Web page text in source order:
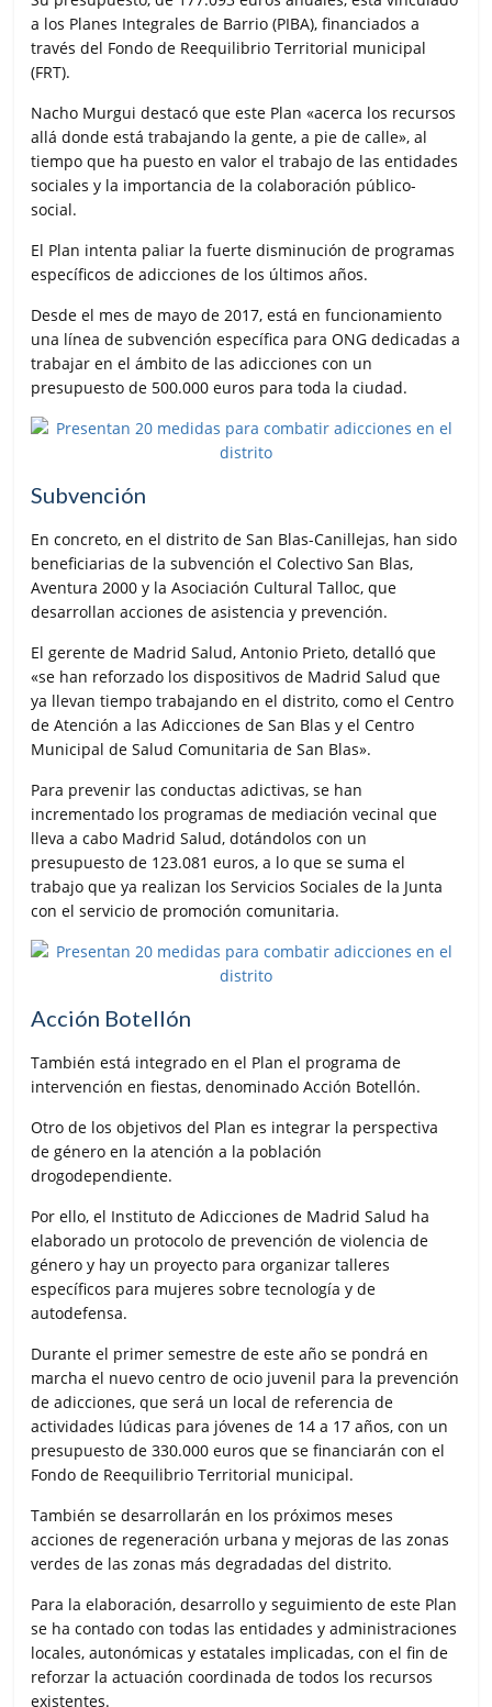
a los Planes Integrales de Barrio (PIBA), financiados a
través del Fondo de Reequilibrio Territorial municipal
(FRT).
Nacho Murgui destacó que este Plan «acerca los recursos
allá donde está trabajando la gente, a pie de calle», al
tiempo que ha puesto en valor el trabajo de las entidades
sociales y la importancia de la colaboración público-
social.
El Plan intenta paliar la fuerte disminución de programas
específicos de adicciones de los últimos años.
Desde el mes de mayo de 2017, está en funcionamiento
una línea de subvención específica para ONG dedicadas a
trabajar en el ámbito de las adicciones con un
presupuesto de 500.000 euros para toda la ciudad.
Subvención
En concreto, en el distrito de San Blas-Canillejas, han sido
beneficiarias de la subvención el Colectivo San Blas,
Aventura 2000 y la Asociación Cultural Talloc, que
desarrollan acciones de asistencia y prevención.
El gerente de Madrid Salud, Antonio Prieto, detalló que
«se han reforzado los dispositivos de Madrid Salud que
ya llevan tiempo trabajando en el distrito, como el Centro
de Atención a las Adicciones de San Blas y el Centro
Municipal de Salud Comunitaria de San Blas».
Para prevenir las conductas adictivas, se han
incrementado los programas de mediación vecinal que
lleva a cabo Madrid Salud, dotándolos con un
presupuesto de 123.081 euros, a lo que se suma el
trabajo que ya realizan los Servicios Sociales de la Junta
con el servicio de promoción comunitaria.
Acción Botellón
También está integrado en el Plan el programa de
intervención en fiestas, denominado Acción Botellón.
Otro de los objetivos del Plan es integrar la perspectiva
de género en la atención a la población
drogodependiente.
Por ello, el Instituto de Adicciones de Madrid Salud ha
elaborado un protocolo de prevención de violencia de
género y hay un proyecto para organizar talleres
específicos para mujeres sobre tecnología y de
autodefensa.
Durante el primer semestre de este año se pondrá en
marcha el nuevo centro de ocio juvenil para la prevención
de adicciones, que será un local de referencia de
actividades lúdicas para jóvenes de 14 a 17 años, con un
presupuesto de 330.000 euros que se financiarán con el
Fondo de Reequilibrio Territorial municipal.
También se desarrollarán en los próximos meses
acciones de regeneración urbana y mejoras de las zonas
verdes de las zonas más degradadas del distrito.
Para la elaboración, desarrollo y seguimiento de este Plan
se ha contado con todas las entidades y administraciones
locales, autonómicas y estatales implicadas, con el fin de
reforzar la actuación coordinada de todos los recursos
existentes.